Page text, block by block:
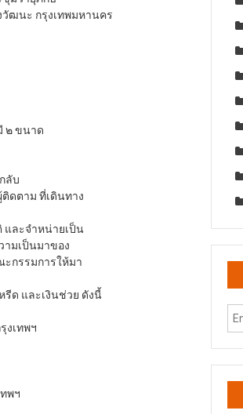
ฒนะ กรุงเทพมหานคร
๒ ขนาด
ลับ
ดตาม ที่เดินทาง
และจำหน่ายเป็น
ามเป็นมาของ
กรรมการให้มา
ด และเงินช่วย ดังนี้
งเทพฯ
พฯ